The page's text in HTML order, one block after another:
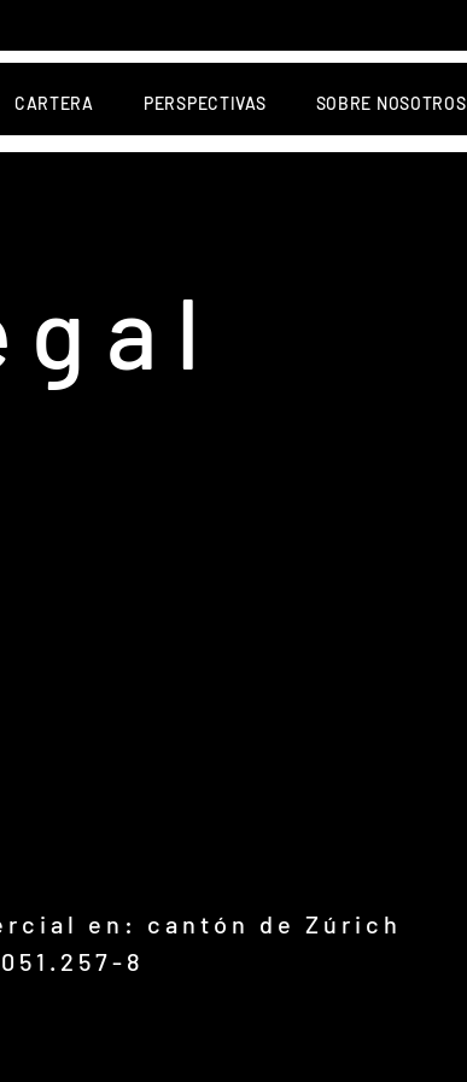
CARTERA PERSPECTIVAS SOBRE NOSOTROS
en: cantón de Zúrich
8